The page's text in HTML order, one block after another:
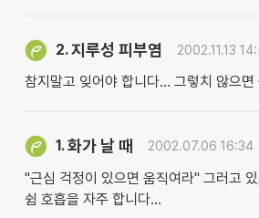
2.지루성 피부염 2002.11.13
참지말고 잊어야 합니다... 그렇치 않으
1.화가 날 때 2002.07.06 16:34
"근심 걱정이 있으면 움직여라" 그러고
쉼 호흡을 자주 합니다...